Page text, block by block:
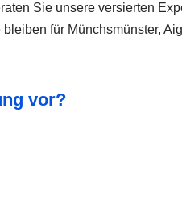
Sie unsere versierten
für Münchsmünster,
vor?